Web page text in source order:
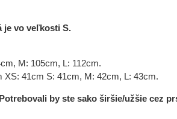
je vo veľkosti S.
M: 105cm, L: 112cm.
XS: 41cm S: 41cm, M: 42cm, L: 43cm.
by ste sako širšie/užšie cez